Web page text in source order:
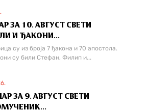
ЗА 10. АВГУСТ СВЕТИ
И ЂАКОНИ...
су из броја 7 ђакона и 70 апостола.
су били Стефан, Филип и...
ЗА 9. АВГУСТ СВЕТИ